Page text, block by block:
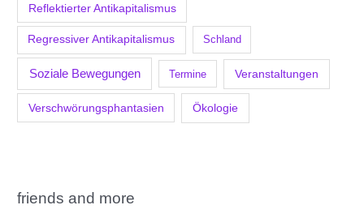
Reflektierter Antikapitalismus
Regressiver Antikapitalismus Schland
Soziale Bewegungen Termine Veranstaltungen
Verschwörungsphantasien Ökologie
friends and more